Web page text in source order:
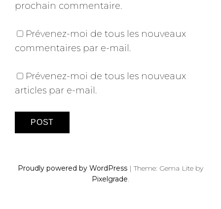
prochain commentaire.
Prévenez-moi de tous les nouveaux
commentaires par e-mail.
Prévenez-moi de tous les nouveaux
articles par e-mail.
Proudly powered by WordPress |Theme: Gema Lite by
Pixelgrade.